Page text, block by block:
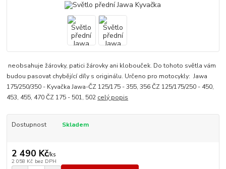
neobsahuje žárovky, patici žárovky ani klobouček. Do tohoto světla vám
budou pasovat chybějící díly s originálu. Určeno pro motocykly: Jawa
175/250/350 - Kyvačka Jawa-ČZ 125/175 - 355, 356 ČZ 125/175/250 - 450,
453, 455, 470 ČZ 175 - 501, 502 celý popis
Dostupnost Skladem
2 490 Kč/ks
2 058 Kč bez DPH